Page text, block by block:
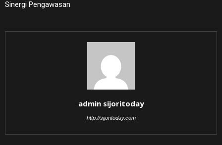
Sinergi Pengawasan
admin sijoritoday
http://sijoritoday.com